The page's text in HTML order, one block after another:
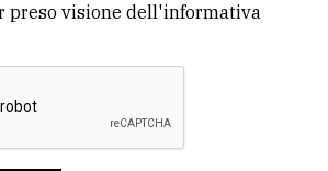
preso visione dell'informativa